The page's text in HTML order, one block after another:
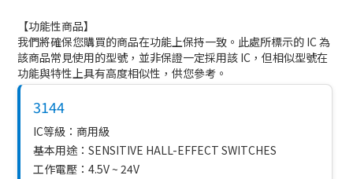
【功能性商品】
我們將確保您購買的商品在功能上保持一致。此處所標示的 IC 為
該商品常見使用的型號，並非保證一定採用該 IC，但相似型號在
功能與特性上具有高度相似性，供您參考。
3144
IC等級：商用級
基本用途：SENSITIVE HALL-EFFECT SWITCHES
工作電壓：4.5V ~ 24V